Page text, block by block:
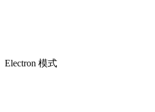
Electron 模式